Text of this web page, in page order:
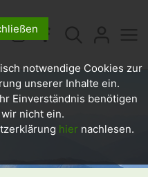
notwendige Cookies zur
unserer Inhalte ein.
Einverständnis benötigen
nicht ein.
hier nachlesen.